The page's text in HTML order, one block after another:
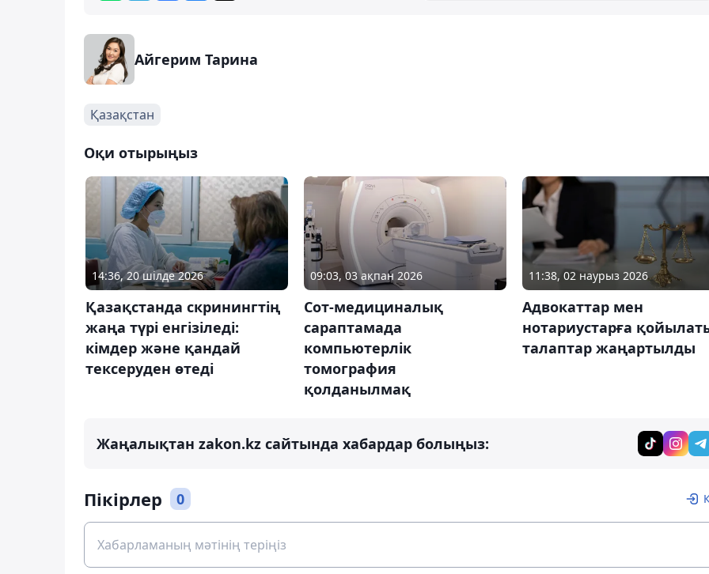
Айгерим Тарина
Қазақстан
Оқи отырыңыз
14:36, 20 шілде 2026
Қазақстанда скринингтің
жаңа түрі енгізіледі:
кімдер және қандай
тексеруден өтеді
09:03, 03 ақпан 2026
Сот-медициналық
сараптамада
компьютерлік
томография
қолданылмақ
11:38, 02 наурыз 2026
Адвокаттар мен
нотариустарға
талаптар жаңартылды
Жаңалықтан zakon.kz сайтында хабардар болыңыз:
Пікірлер 0